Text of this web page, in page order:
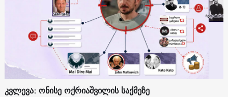
კვლევა: ონისე ოქრიაშვილის საქმეზე